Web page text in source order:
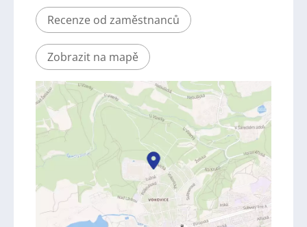
Recenze od zaměstnanců
Zobrazit na mapě